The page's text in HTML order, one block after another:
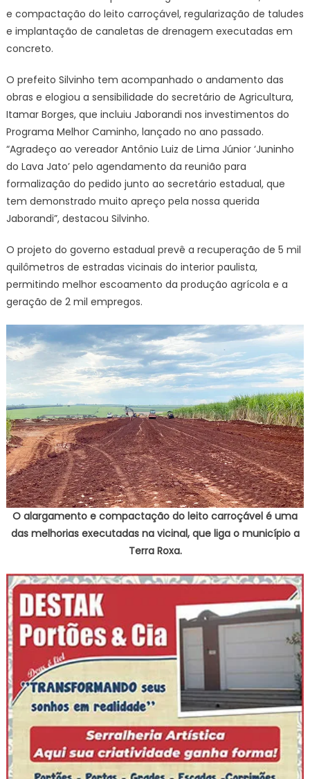
e compactação do leito carroçável, regularização de taludes
e implantação de canaletas de drenagem executadas em
concreto.
O prefeito Silvinho tem acompanhado o andamento das
obras e elogiou a sensibilidade do secretário de Agricultura,
Itamar Borges, que incluiu Jaborandi nos investimentos do
Programa Melhor Caminho, lançado no ano passado.
“Agradeço ao vereador Antônio Luiz de Lima Júnior ‘Juninho
do Lava Jato’ pelo agendamento da reunião para
formalização do pedido junto ao secretário estadual, que
tem demonstrado muito apreço pela nossa querida
Jaborandi”, destacou Silvinho.
O projeto do governo estadual prevê a recuperação de 5 mil
quilômetros de estradas vicinais do interior paulista,
permitindo melhor escoamento da produção agrícola e a
geração de 2 mil empregos.
O alargamento e compactação do leito carroçável é uma
das melhorias executadas na vicinal, que liga o município a
Terra Roxa.